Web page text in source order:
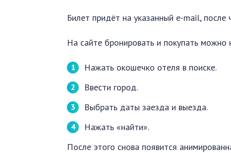
Билет придёт на указанный e-mail, после
На сайте бронировать и покупать можно
Нажать окошечко отеля в поиске.
Ввести город.
Выбрать даты заезда и выезда.
Нажать «найти».
После этого снова появится